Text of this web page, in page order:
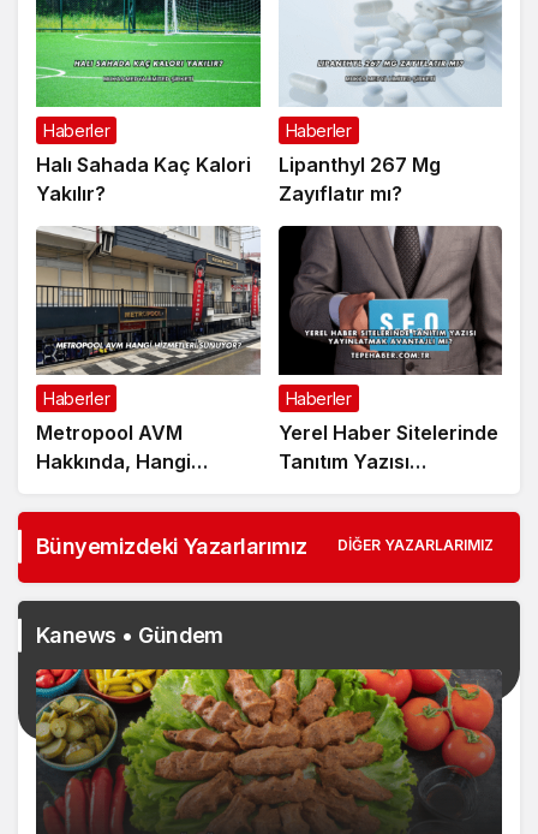
Haberler
Halı Sahada Kaç Kalori
Yakılır?
Haberler
Lipanthyl 267 Mg
Zayıflatır mı?
Haberler
Metropool AVM
Hakkında, Hangi
Haberler
Yerel Haber Sitelerinde
Tanıtım Yazısı
mı?
Bünyemizdeki Yazarlarımız DIĞER YAZARLARIMIZ
Kanews • Gündem